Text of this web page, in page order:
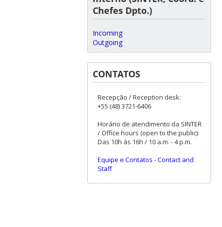
Chefes Dpto.)
Incoming
Outgoing
CONTATOS
Recepção / Reception desk:
+55 (48) 3721-6406
Horário de atendimento da SINTER
/ Office hours (open to the public):
Das 10h às 16h / 10 a.m. - 4 p.m.
Equipe e Contatos -Contact and
Staff